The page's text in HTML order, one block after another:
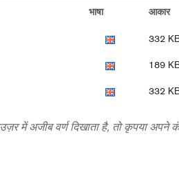
भाषा आकार
332
189
332
में अजीब वर्ण दिखाता है, तो कृपया अपने